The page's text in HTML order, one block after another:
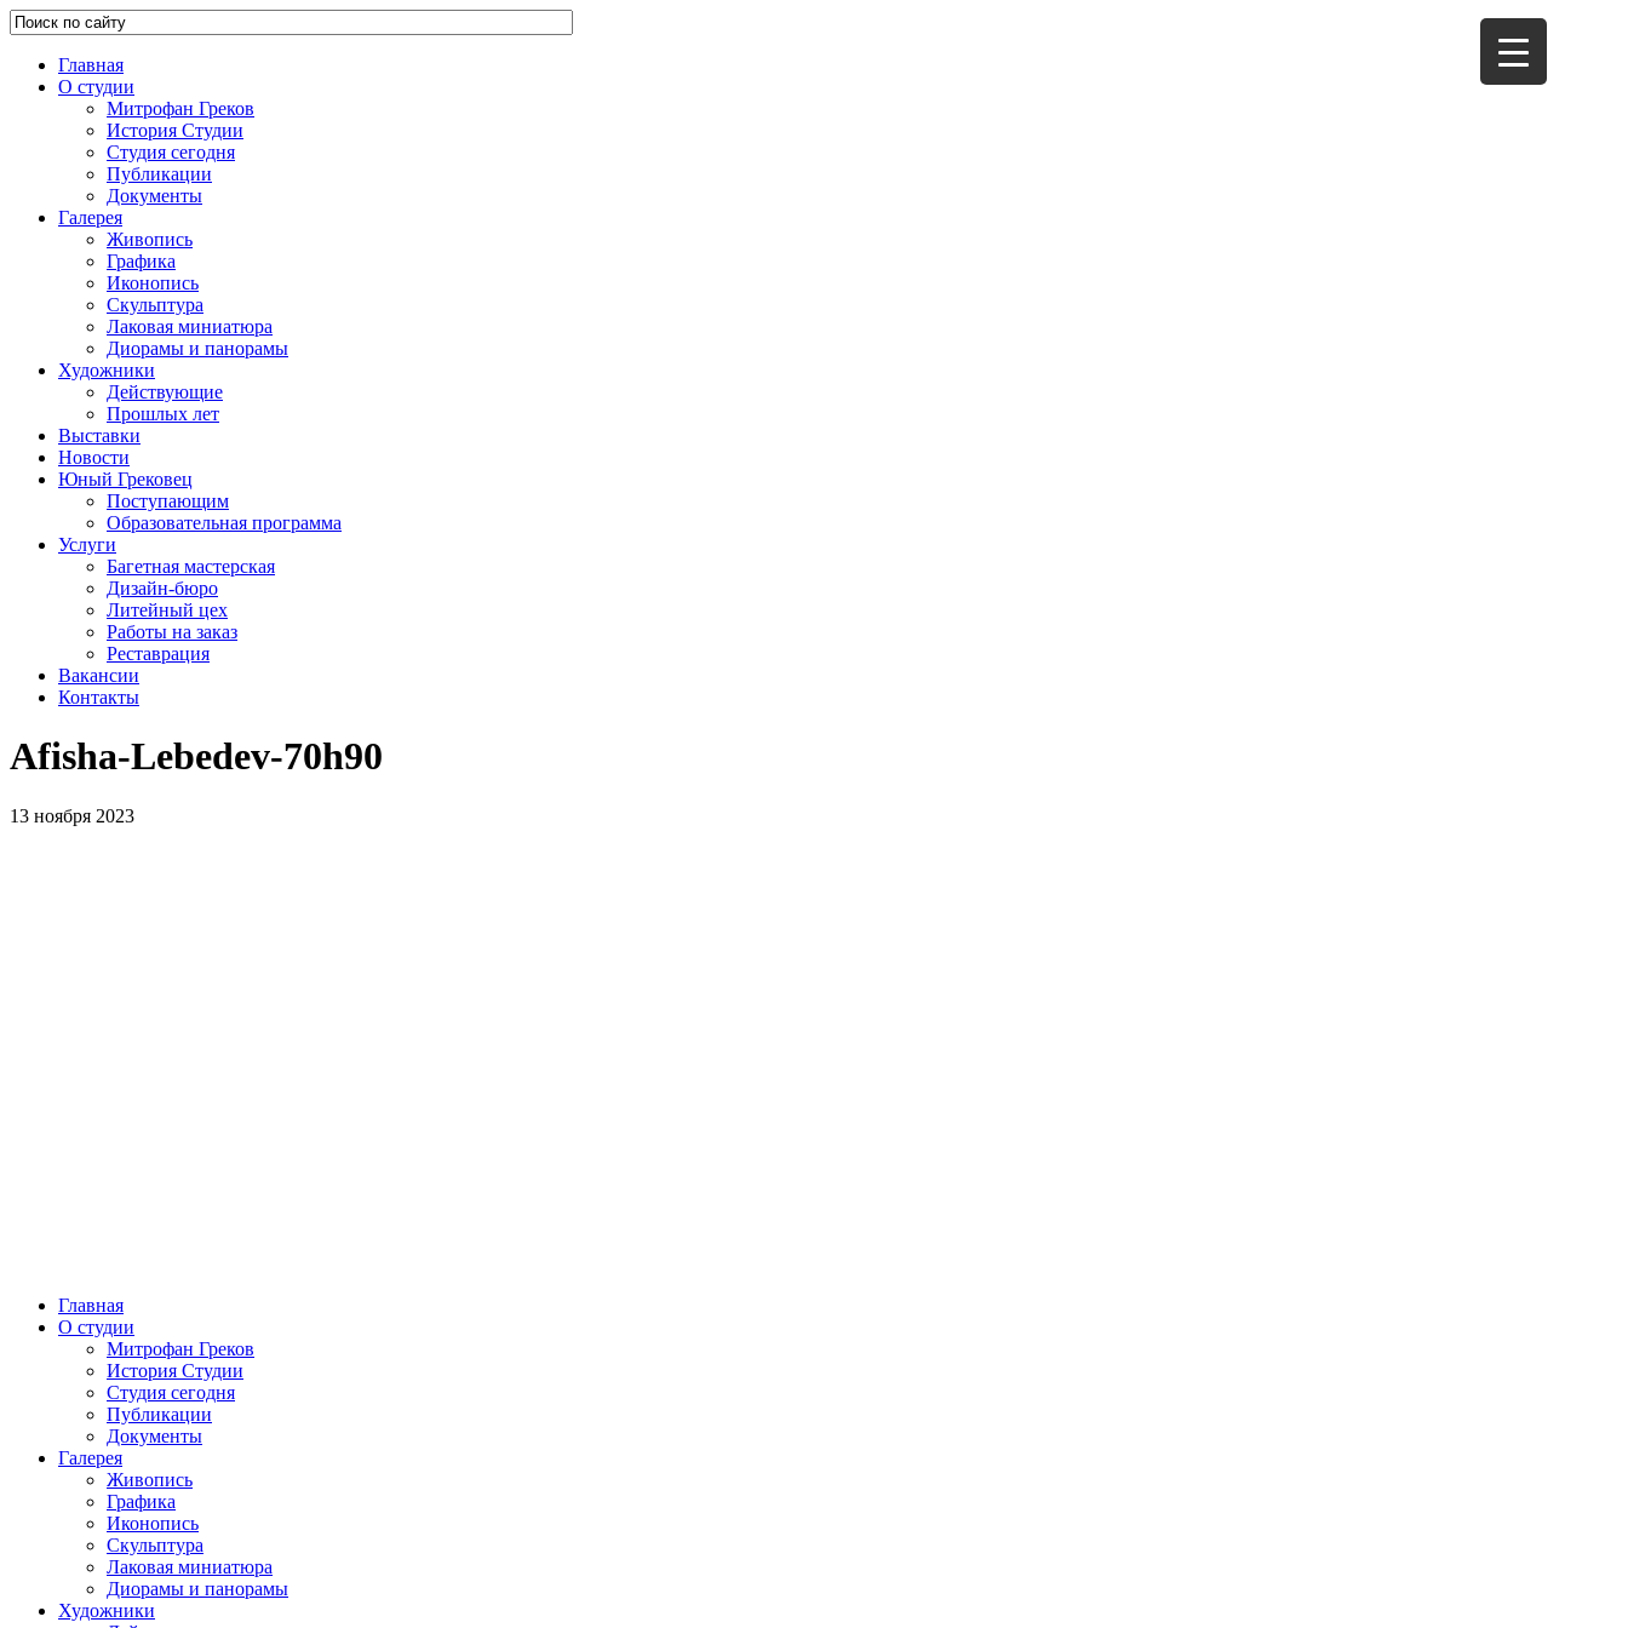
Главная
О студии
Митрофан Греков
История Студии
Студия сегодня
Публикации
Документы
Галерея
Живопись
Графика
Иконопись
Скульптура
Лаковая миниатюра
Диорамы и панорамы
Художники
Действующие
Прошлых лет
Выставки
Новости
Юный Грековец
Поступающим
Образовательная программа
Услуги
Багетная мастерская
Дизайн-бюро
Литейный цех
Работы на заказ
Реставрация
Вакансии
Контакты
Afisha-Lebedev-70h90
13 ноября 2023
Главная
О студии
Митрофан Греков
История Студии
Студия сегодня
Публикации
Документы
Галерея
Живопись
Графика
Иконопись
Скульптура
Лаковая миниатюра
Диорамы и панорамы
Художники